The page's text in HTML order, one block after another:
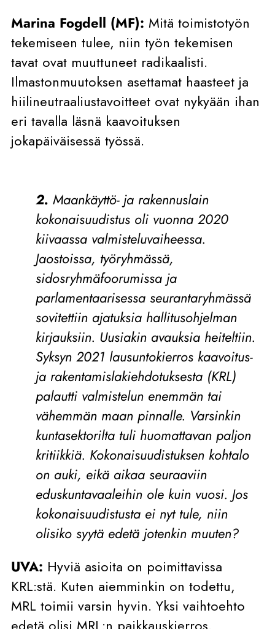
Marina Fogdell (MF): Mitä toimistotyön
tekemiseen tulee, niin työn tekemisen
tavat ovat muuttuneet radikaalisti.
Ilmastonmuutoksen asettamat haasteet ja
hiilineutraaliustavoitteet ovat nykyään ihan
eri tavalla läsnä kaavoituksen
jokapäiväisessä työssä.
2. Maankäyttö- ja rakennuslain
kokonaisuudistus oli vuonna 2020
kiivaassa valmisteluvaiheessa.
Jaostoissa, työryhmässä,
sidosryhmäfoorumissa ja
parlamentaarisessa seurantaryhmässä
sovitettiin ajatuksia hallitusohjelman
kirjauksiin. Uusiakin avauksia heiteltiin.
Syksyn 2021 lausuntokierros kaavoitus-
ja rakentamislakiehdotuksesta (KRL)
palautti valmistelun enemmän tai
vähemmän maan pinnalle. Varsinkin
kuntasektorilta tuli huomattavan paljon
kritiikkiä. Kokonaisuudistuksen kohtalo
on auki, eikä aikaa seuraaviin
eduskuntavaaleihin ole kuin vuosi. Jos
kokonaisuudistusta ei nyt tule, niin
olisiko syytä edetä jotenkin muuten?
UVA: Hyviä asioita on poimittavissa
KRL:stä. Kuten aiemminkin on todettu,
MRL toimii varsin hyvin. Yksi vaihtoehto